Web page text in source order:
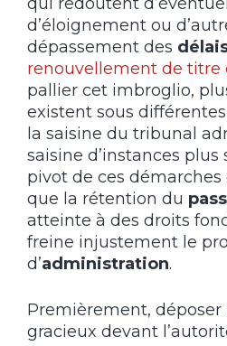
d’éloignement ou
dépassement des
renouvellement de titre
pallier cet imbroglio,
existent sous
la saisine du tribunal
saisine d’instances plus
pivot de ces
que la rétention du
atteinte à des droits
freine injustement le
d’administration.
Premièrement, déposer
gracieux devant